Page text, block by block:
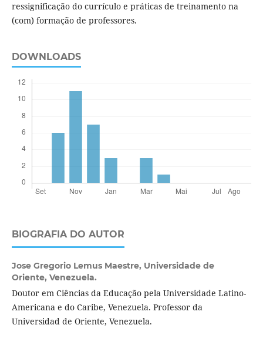
ressignificação do currículo e práticas de treinamento na
(com) formação de professores.
DOWNLOADS
BIOGRAFIA DO AUTOR
Jose Gregorio Lemus Maestre, Universidade de
Oriente, Venezuela.
Doutor em Ciências da Educação pela Universidade Latino-
Americana e do Caribe, Venezuela. Professor da
Universidad de Oriente, Venezuela.